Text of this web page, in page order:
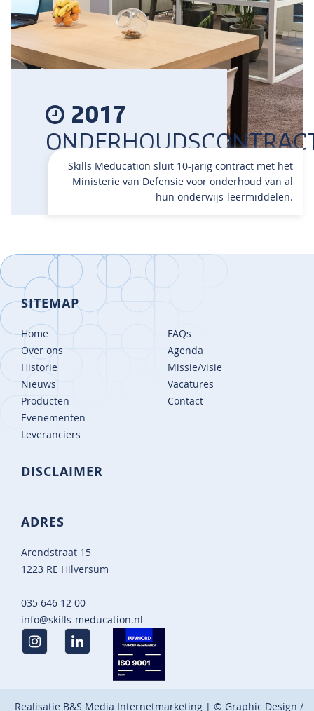
2017
Skills Meducation sluit 10-jarig contract met het
Ministerie van Defensie voor onderhoud van al
hun onderwijs-leermiddelen.
SITEMAP
Home
Over ons
Historie
Nieuws
Producten
Evenementen
Leveranciers
FAQs
Agenda
Missie/visie
Vacatures
Contact
DISCLAIMER
ADRES
Arendstraat 15
1223 RE Hilversum
035 646 12 00
info@skills-meducation.nl
Realisatie B&S Media Internetmarketing | © Graphic Design /